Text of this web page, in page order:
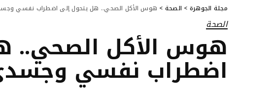
مجلة الجوهرة > الصحة > هوس الأكل الصحي.. هل يتحول إلى اضطراب نفسي
الصحة
هوس الأكل الصحي..
اضطراب نفسي